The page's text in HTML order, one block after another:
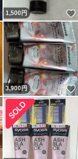
いいね！
1,500円
いいね！
3,900円